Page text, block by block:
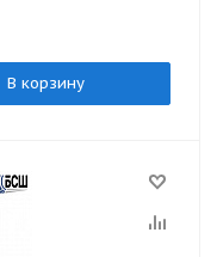
В корзину